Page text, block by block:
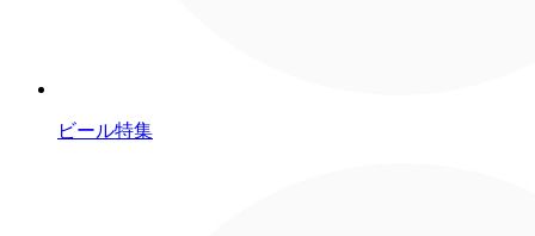
ビール特集